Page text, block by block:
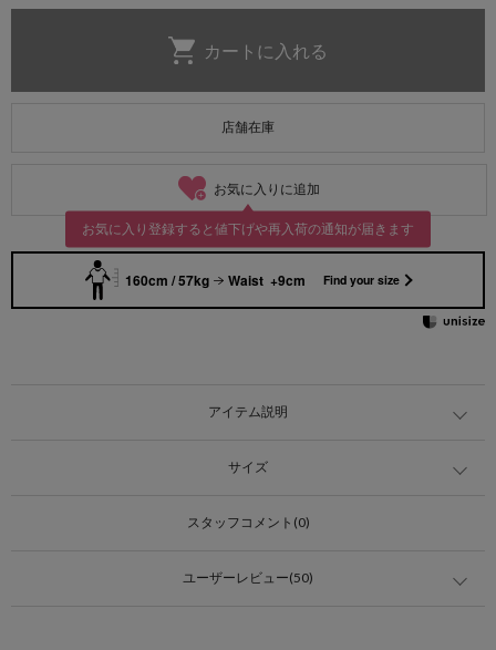
店舗在庫
お気に入りに追加
お気に入り登録すると値下げや再入荷の通知が届きます
160cm / 57kg Waist +9cm Find your size
アイテム説明
サイズ
スタッフコメント(0)
ユーザーレビュー(50)